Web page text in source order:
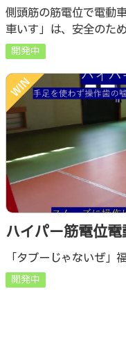
できる電動車い
全制御 ―
側頭筋の筋電位で電動
車いす」は、安全のた
課題でした。本作では
減らしながら安全な操作
開発中
ハイパー筋電位
位if）
「タブーじゃないぜ」
開発中